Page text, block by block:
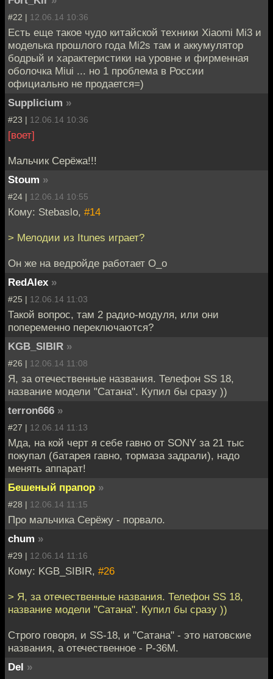
#22 | 12.06.14 10:36
Есть еще такое чудо китайской техники Xiaomi Mi3 и
моделька прошлого года Mi2s там и аккумулятор
бодрый и характеристики на уровне и фирменная
оболочка Miui ... но 1 проблема в России
официально не продается=)
Supplicium »
#23 | 12.06.14 10:36
[воет]
Мальчик Серёжа!!!
Stoum »
#24 | 12.06.14 10:55
Кому: Stebaslo, #14
> Мелодии из Itunes играет?
Он же на ведройде работает О_о
RedAlex »
#25 | 12.06.14 11:03
Такой вопрос, там 2 радио-модуля, или они
попеременно переключаются?
KGB_SIBIR »
#26 | 12.06.14 11:08
Я, за отечественные названия. Телефон SS 18,
название модели "Сатана". Купил бы сразу ))
terron666 »
#27 | 12.06.14 11:13
Мда, на кой черт я себе гавно от SONY за 21 тыс
покупал (батарея гавно, тормаза задрали), надо
менять аппарат!
Бешеный прапор »
#28 | 12.06.14 11:15
Про мальчика Серёжу - порвало.
chum »
#29 | 12.06.14 11:16
Кому: KGB_SIBIR, #26
> Я, за отечественные названия. Телефон SS 18,
название модели "Сатана". Купил бы сразу ))
Строго говоря, и SS-18, и "Сатана" - это натовские
названия, а отечественное - Р-36М.
Del »